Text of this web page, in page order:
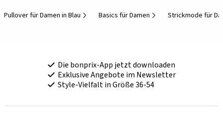
Pullover für Damen in Blau Basics für Damen Strickmode für
Die bonprix-App jetzt downloaden
Exklusive Angebote im Newsletter
Style-Vielfalt in Größe 36-54